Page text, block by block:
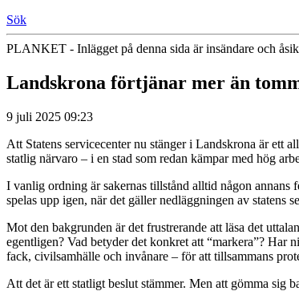
Sök
PLANKET - Inlägget på denna sida är insändare och
Landskrona förtjänar mer än
9 juli 2025 09:23
Att Statens servicecenter nu stänger i Landskrona är ett
statlig närvaro – i en stad som redan kämpar med hög
I vanlig ordning är sakernas tillstånd alltid någon annans
spelas upp igen, när det gäller nedläggningen av statens
Mot den bakgrunden är det frustrerande att läsa det
egentligen? Vad betyder det konkret att “markera”? Har
fack, civilsamhälle och invånare – för att tillsammans
Att det är ett statligt beslut stämmer. Men att gömma sig